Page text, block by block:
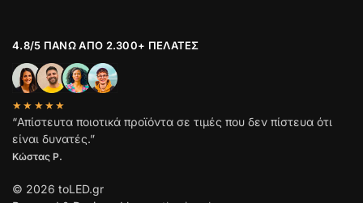
4.8/5 ΠΆΝΩ ΑΠΌ 2.300+ ΠΕΛΆΤΕΣ
★★★★★
“Απίστευτα ποιοτικά προϊόντα σε τιμές που δεν πίστευα ότι
είναι δυνατές.”
Κώστας Ρ.
© 2026 toLED.gr